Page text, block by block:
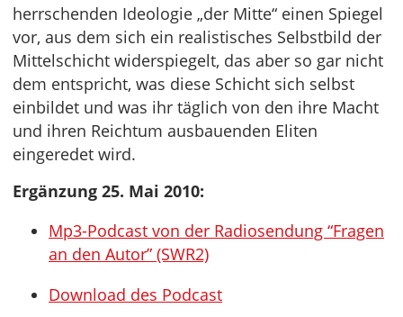
herrschenden Ideologie „der Mitte“ einen Spiegel
vor, aus dem sich ein realistisches Selbstbild der
Mittelschicht widerspiegelt, das aber so gar nicht
dem entspricht, was diese Schicht sich selbst
einbildet und was ihr täglich von den ihre Macht
und ihren Reichtum ausbauenden Eliten
eingeredet wird.
Ergänzung 25. Mai 2010:
Mp3-Podcast von der Radiosendung “Fragen
an den Autor” (SWR2)
Download des Podcast